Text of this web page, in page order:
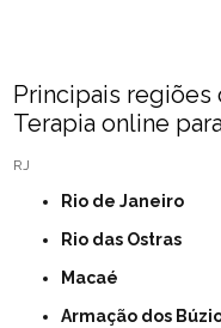
Principais regiões
Terapia online
RJ
Rio de Janeiro
Rio das Ostras
Macaé
Armação dos